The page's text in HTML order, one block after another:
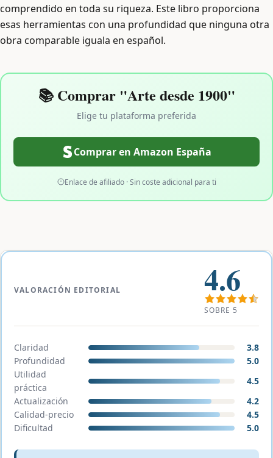
comprendido en toda su riqueza. Este libro proporciona
esas herramientas con una profundidad que ninguna otra
obra comparable iguala en español.
📚 Comprar "Arte desde 1900"
Elige tu plataforma preferida
Comprar en Amazon España
Enlace de afiliado · Sin coste adicional para ti
VALORACIÓN EDITORIAL 4.6
SOBRE 5
Claridad
3.8
Profundidad
5.0
Utilidad
práctica
4.5
Actualización
4.2
Calidad-precio
4.5
Dificultad
5.0